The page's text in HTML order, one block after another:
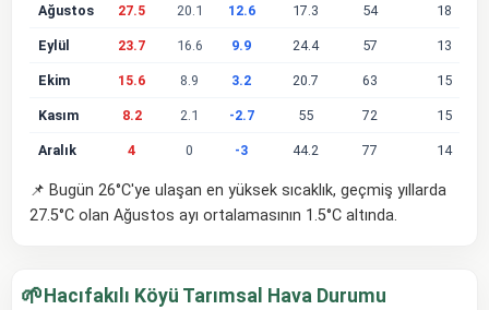
Ağustos 27.5 20.1 12.6 17.3 54 18
Eylül 23.7 16.6 9.9 24.4 57 13
Ekim 15.6 8.9 3.2 20.7 63 15
Kasım 8.2 2.1 -2.7 55 72 15
Aralık 4 0 -3 44.2 77 14
📌 Bugün 26°C'ye ulaşan en yüksek sıcaklık, geçmiş yıllarda
27.5°C olan Ağustos ayı ortalamasının 1.5°C altında.
🌱 Hacıfakılı Köyü Tarımsal Hava Durumu